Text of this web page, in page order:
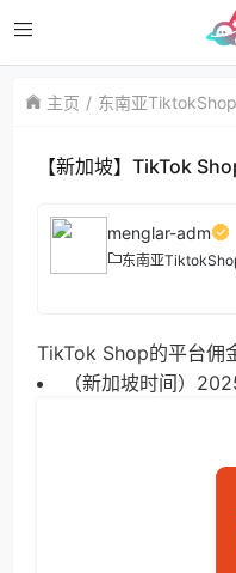
主页 东南亚TiktokShop
【新加坡】TikTok
menglar-adm
东南亚
TikTok Shop的平台佣
（新加坡时间）202